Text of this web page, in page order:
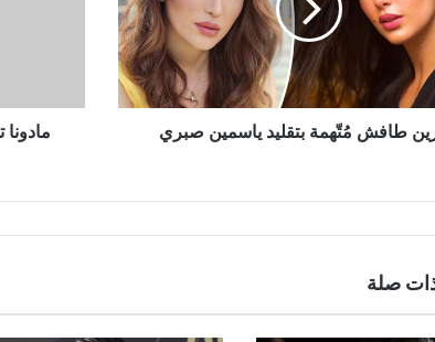
طافش مُتّهمة بتقليد ياسمين صبري
عاماً
صلة